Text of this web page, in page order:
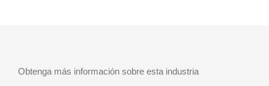
Obtenga más información sobre esta industria